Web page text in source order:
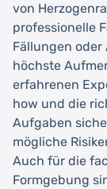
von
professionelle
Fällungen
höchste
erfahrenen
how und die
Aufgaben
mögliche
Auch für die
Formgebung